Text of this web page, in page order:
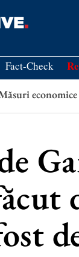
Fact-Check
economice